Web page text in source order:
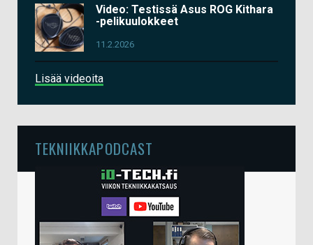
Video: Testissä Asus ROG Kithara
-pelikuulokkeet
11.2.2026
Lisää videoita
TEKNIIKKAPODCAST